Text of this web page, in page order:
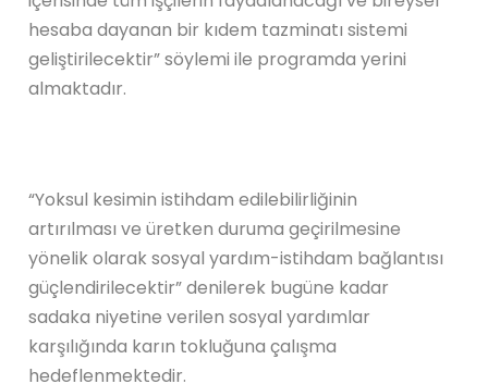
hesaba dayanan bir kıdem tazminatı sistemi
geliştirilecektir” söylemi ile programda yerini
almaktadır.
“Yoksul kesimin istihdam edilebilirliğinin
artırılması ve üretken duruma geçirilmesine
yönelik olarak sosyal yardım-istihdam bağlantısı
güçlendirilecektir” denilerek bugüne kadar
sadaka niyetine verilen sosyal yardımlar
karşılığında karın tokluğuna çalışma
hedeflenmektedir.